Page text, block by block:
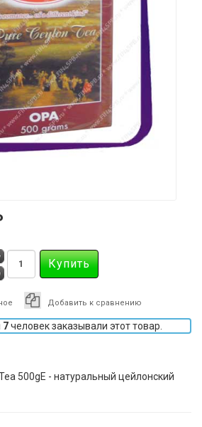
Добавить к сравнению
7человек заказывали этот товар.
500gE - натуральный цейлонский